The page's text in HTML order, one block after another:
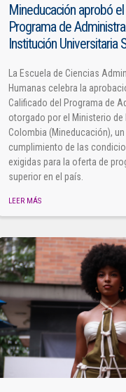
Mineducación aprobó
Programa de
Institución Universitaria
La Escuela de Ciencias
Humanas celebra la
Calificado del Programa de
otorgado por el Ministerio de
Colombia (Mineducación),
cumplimiento de las
exigidas para la oferta de
superior en el país.
LEER MÁS